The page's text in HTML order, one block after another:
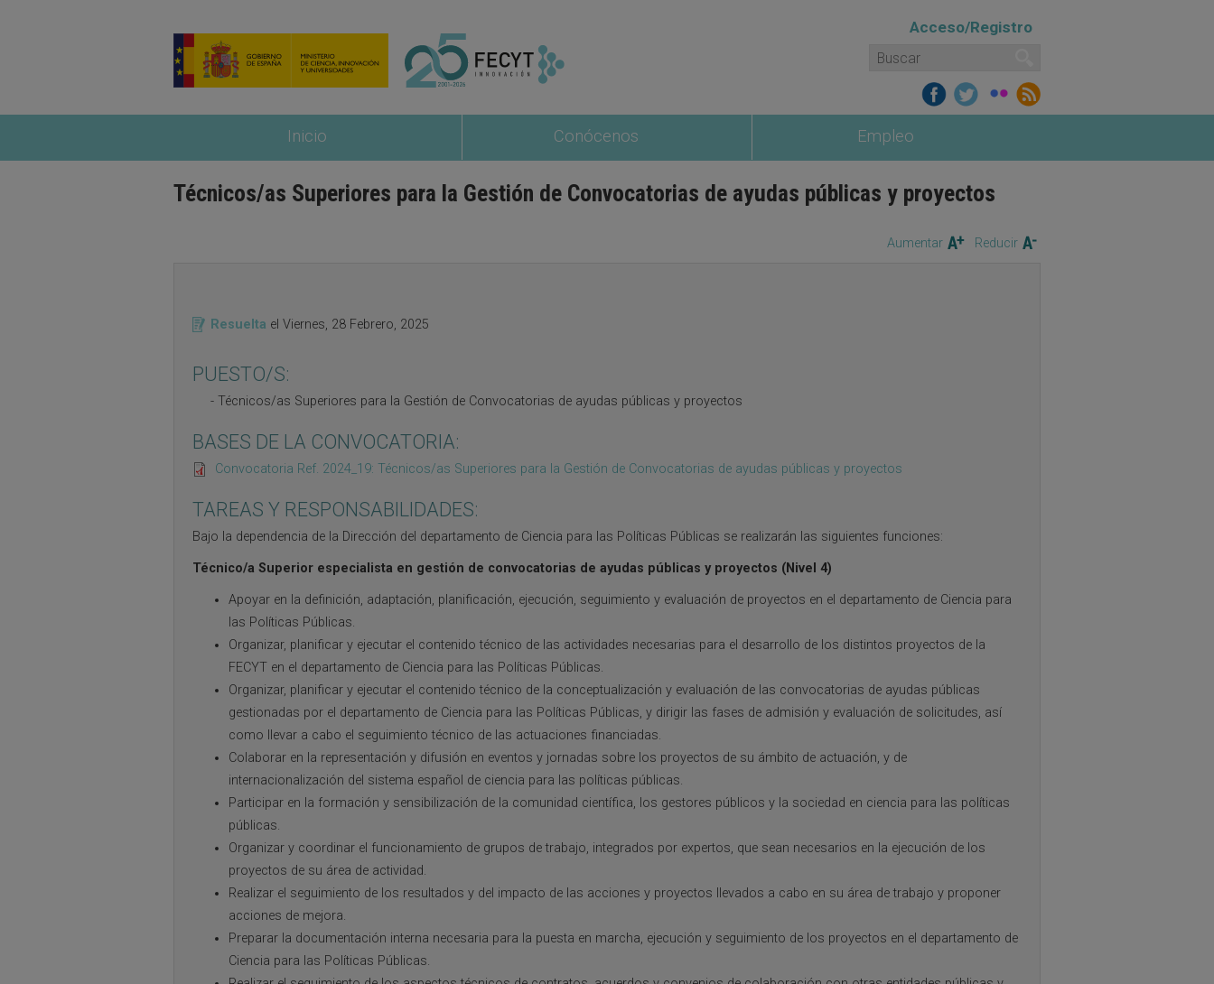
Acceso/Registro
Formulario de búsqueda
Buscar
Inicio Conócenos Empleo
Técnicos/as Superiores para la Gestión de Convocatorias de ayudas públicas y proyectos
Aumentar Reducir
Resuelta el Viernes, 28 Febrero, 2025
PUESTO/S:
Técnicos/as Superiores para la Gestión de Convocatorias de ayudas públicas y proyectos
BASES DE LA CONVOCATORIA:
Convocatoria Ref. 2024_19: Técnicos/as Superiores para la Gestión de Convocatorias de ayudas públicas y proyectos
TAREAS Y RESPONSABILIDADES:
Bajo la dependencia de la Dirección del departamento de Ciencia para las Políticas Públicas se realizarán las siguientes funciones:
Técnico/a Superior especialista en gestión de convocatorias de ayudas públicas y proyectos (Nivel 4)
Apoyar en la definición, adaptación, planificación, ejecución, seguimiento y evaluación de proyectos en el departamento de Ciencia para
las Políticas Públicas.
Organizar, planificar y ejecutar el contenido técnico de las actividades necesarias para el desarrollo de los distintos proyectos de la
FECYT en el departamento de Ciencia para las Políticas Públicas.
Organizar, planificar y ejecutar el contenido técnico de la conceptualización y evaluación de las convocatorias de ayudas públicas
gestionadas por el departamento de Ciencia para las Políticas Públicas, y dirigir las fases de admisión y evaluación de solicitudes, así
como llevar a cabo el seguimiento técnico de las actuaciones financiadas.
Colaborar en la representación y difusión en eventos y jornadas sobre los proyectos de su ámbito de actuación, y de
internacionalización del sistema español de ciencia para las políticas públicas.
Participar en la formación y sensibilización de la comunidad científica, los gestores públicos y la sociedad en ciencia para las políticas
públicas.
Organizar y coordinar el funcionamiento de grupos de trabajo, integrados por expertos, que sean necesarios en la ejecución de los
proyectos de su área de actividad.
Realizar el seguimiento de los resultados y del impacto de las acciones y proyectos llevados a cabo en su área de trabajo y proponer
acciones de mejora.
Preparar la documentación interna necesaria para la puesta en marcha, ejecución y seguimiento de los proyectos en el departamento de
Ciencia para las Políticas Públicas.